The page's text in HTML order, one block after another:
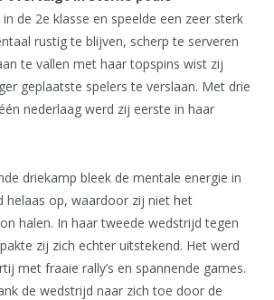
de 2e klasse en speelde een zeer sterk
rustig te blijven, scherp te serveren
te vallen met haar topspins wist zij
geplaatste spelers te verslaan. Met drie
nederlaag werd zij eerste in haar
driekamp bleek de mentale energie in
helaas op, waardoor zij niet het
halen. In haar tweede wedstrijd tegen
zij zich echter uitstekend. Het werd
met fraaie rally’s en spannende games.
de wedstrijd naar zich toe door de